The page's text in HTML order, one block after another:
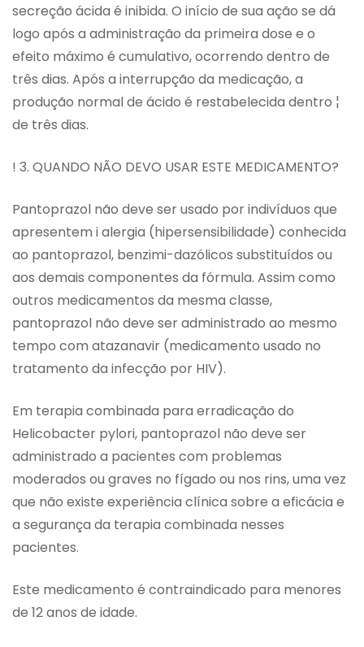
secreção ácida é inibida. O início de sua ação se dá
logo após a administração da primeira dose e o
efeito máximo é cumulativo, ocorrendo dentro de
três dias. Após a interrupção da medicação, a
produção normal de ácido é restabelecida dentro ¦
de três dias.
! 3. QUANDO NÃO DEVO USAR ESTE MEDICAMENTO?
Pantoprazol não deve ser usado por indivíduos que
apresentem i alergia (hipersensibilidade) conhecida
ao pantoprazol, benzimi-dazólicos substituídos ou
aos demais componentes da fórmula. Assim como
outros medicamentos da mesma classe,
pantoprazol não deve ser administrado ao mesmo
tempo com atazanavir (medicamento usado no
tratamento da infecção por HIV).
Em terapia combinada para erradicação do
Helicobacter pylori, pantoprazol não deve ser
administrado a pacientes com problemas
moderados ou graves no fígado ou nos rins, uma vez
que não existe experiência clínica sobre a eficácia e
a segurança da terapia combinada nesses
pacientes.
Este medicamento é contraindicado para menores
de 12 anos de idade.